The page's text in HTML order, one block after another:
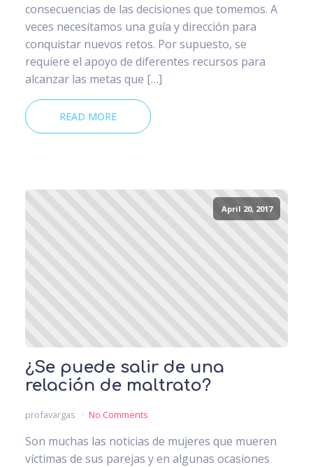
consecuencias de las decisiones que tomemos. A
veces necesitamos una guía y dirección para
conquistar nuevos retos. Por supuesto, se
requiere el apoyo de diferentes recursos para
alcanzar las metas que […]
READ MORE
April 20, 2017
¿Se puede salir de una
relación de maltrato?
profavargas No Comments
Son muchas las noticias de mujeres que mueren
víctimas de sus parejas y en algunas ocasiones